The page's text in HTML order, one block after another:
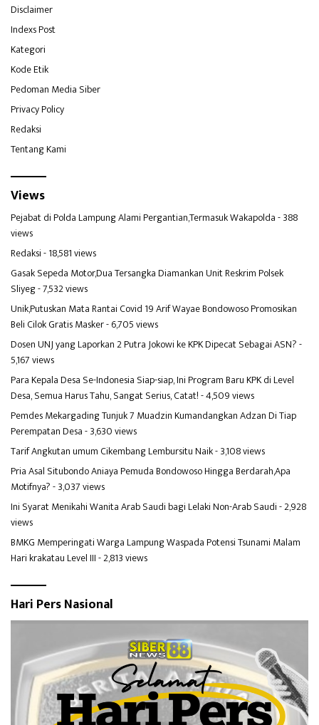
Disclaimer
Indexs Post
Kategori
Kode Etik
Pedoman Media Siber
Privacy Policy
Redaksi
Tentang Kami
Views
Pejabat di Polda Lampung Alami Pergantian,Termasuk Wakapolda- 388
views
Redaksi- 18,581 views
Gasak Sepeda Motor,Dua Tersangka Diamankan Unit Reskrim Polsek
Sliyeg- 7,532 views
Unik,Putuskan Mata Rantai Covid 19 Arif Wayae Bondowoso Promosikan
Beli Cilok Gratis Masker- 6,705 views
Dosen UNJ yang Laporkan 2 Putra Jokowi ke KPK Dipecat Sebagai ASN?-
5,167 views
Para Kepala Desa Se-Indonesia Siap-siap, Ini Program Baru KPK di Level
Desa, Semua Harus Tahu, Sangat Serius, Catat!- 4,509 views
Pemdes Mekargading Tunjuk 7 Muadzin Kumandangkan Adzan Di Tiap
Perempatan Desa- 3,630 views
Tarif Angkutan umum Cikembang Lembursitu Naik- 3,108 views
Pria Asal Situbondo Aniaya Pemuda Bondowoso Hingga Berdarah,Apa
Motifnya?- 3,037 views
Ini Syarat Menikahi Wanita Arab Saudi bagi Lelaki Non-Arab Saudi- 2,928
views
BMKG Memperingati Warga Lampung Waspada Potensi Tsunami Malam
Hari krakatau Level III- 2,813 views
Hari Pers Nasional